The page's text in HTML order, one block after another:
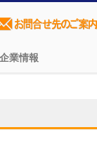
企業情報